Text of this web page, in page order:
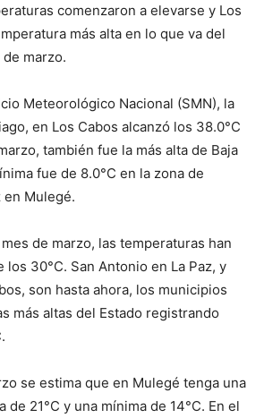
comenzaron a elevarse y Los
más alta en lo que va del
marzo.
Meteorológico Nacional (SMN), la
en Los Cabos alcanzó los 38.0°C
también fue la más alta de Baja
fue de 8.0°C en la zona de
en Mulegé.
de marzo, las temperaturas han
30°C. San Antonio en La Paz, y
son hasta ahora, los municipios
más altas del Estado registrando
se estima que en Mulegé tenga una
de 21°C y una mínima de 14°C. En el